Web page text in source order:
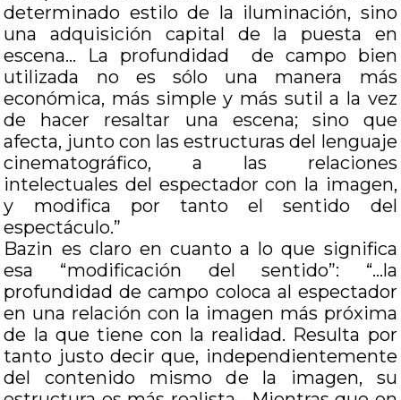
determinado estilo de la iluminación, sino
una adquisición capital de la puesta en
escena… La profundidad de campo bien
utilizada no es sólo una manera más
económica, más simple y más sutil a la vez
de hacer resaltar una escena; sino que
afecta, junto con las estructuras del lenguaje
cinematográfico, a las relaciones
intelectuales del espectador con la imagen,
y modifica por tanto el sentido del
espectáculo.”
Bazin es claro en cuanto a lo que significa
esa “modificación del sentido”: “…la
profundidad de campo coloca al espectador
en una relación con la imagen más próxima
de la que tiene con la realidad. Resulta por
tanto justo decir que, independientemente
del contenido mismo de la imagen, su